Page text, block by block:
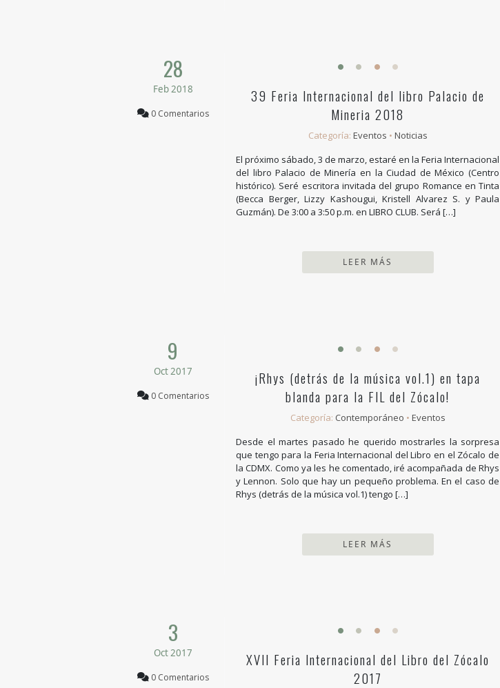
28
Feb 2018
0 Comentarios
39 Feria Internacional del libro Palacio de
Mineria 2018
Categoría: Eventos • Noticias
El próximo sábado, 3 de marzo, estaré en la Feria Internacional
del libro Palacio de Minería en la Ciudad de México (Centro
histórico). Seré escritora invitada del grupo Romance en Tinta
(Becca Berger​, Lizzy Kashougui, Kristell Alvarez S. y Paula
Guzmán​). De 3:00 a 3:50 p.m. en LIBRO CLUB. Será […]
LEER MÁS
9
Oct 2017
0 Comentarios
¡Rhys (detrás de la música vol.1) en tapa
blanda para la FIL del Zócalo!
Categoría: Contemporáneo • Eventos
Desde el martes pasado he querido mostrarles la sorpresa
que tengo para la Feria Internacional del Libro en el Zócalo de
la CDMX. Como ya les he comentado, iré acompañada de Rhys
y Lennon. Solo que hay un pequeño problema. En el caso de
Rhys (detrás de la música vol.1) tengo […]
LEER MÁS
3
Oct 2017
0 Comentarios
XVII Feria Internacional del Libro del Zócalo
2017